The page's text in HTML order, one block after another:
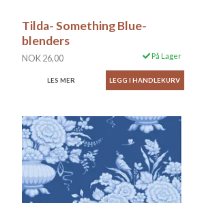
Tilda- Something Blue-
blenders
NOK 26,00 På Lager
LES MER